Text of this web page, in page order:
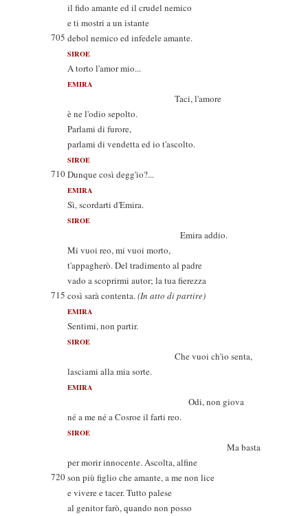
il fido amante ed il crudel nemico
e ti mostri a un istante
705 debol nemico ed infedele amante.
SIROE
A torto l'amor mio...
EMIRA
Taci, l'amore
è ne l'odio sepolto.
Parlami di furore,
parlami di vendetta ed io t'ascolto.
SIROE
710Dunque così degg'io?...
EMIRA
Sì, scordarti d'Emira.
SIROE
Emira addio.
Mi vuoi reo, mi vuoi morto,
t'appagherò. Del tradimento al padre
vado a scoprirmi autor; la tua fierezza
715 così sarà contenta.(In atto di partire)
EMIRA
Sentimi, non partir.
SIROE
Che vuoi ch'io senta,
lasciami alla mia sorte.
EMIRA
Odi, non giova
né a me né a Cosroe il farti reo.
SIROE
Ma basta
per morir innocente. Ascolta, alfine
720son più figlio che amante, a me non lice
e vivere e tacer. Tutto palese
al genitor farò, quando non posso